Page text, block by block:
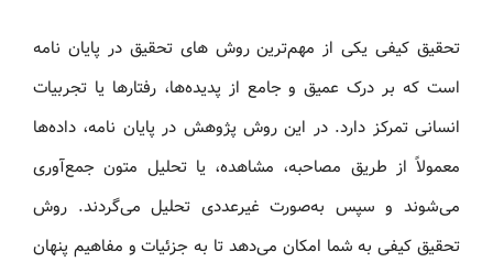
تحقیق کیفی یکی از مهم‌ترین روش های تحقیق در پایان‌ نامه
است که بر درک عمیق و جامع از پدیده‌ها، رفتارها یا تجربیات
انسانی تمرکز دارد. در این روش پژوهش در پایان‌ نامه، داده‌ها
معمولاً از طریق مصاحبه، مشاهده، یا تحلیل متون جمع‌آوری
می‌شوند و سپس به‌صورت غیرعددی تحلیل می‌گردند. روش
تحقیق کیفی به شما امکان می‌دهد تا به جزئیات و مفاهیم پنهان